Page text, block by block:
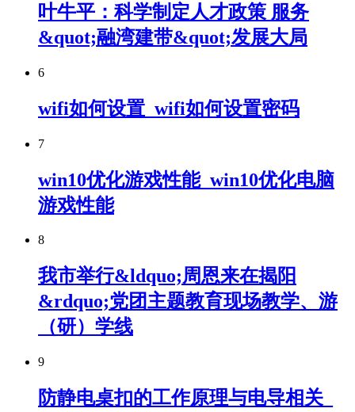
叶牛平：科学制定人才政策 服务
&quot;融湾建带&quot;发展大局
6
wifi如何设置_wifi如何设置密码
7
win10优化游戏性能_win10优化电脑
游戏性能
8
我市举行&ldquo;周恩来在揭阳
&rdquo;党团主题教育现场教学、游
（研）学线
9
防静电桌扣的工作原理与电导相关_